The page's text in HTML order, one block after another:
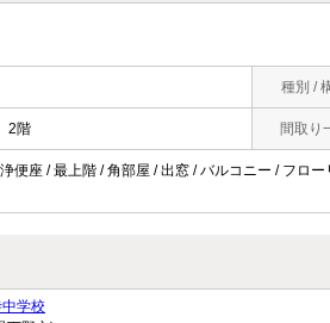
種別 /
2階 間取り
便座 / 最上階 / 角部屋 / 出窓 / バルコニー / フロ
中学校